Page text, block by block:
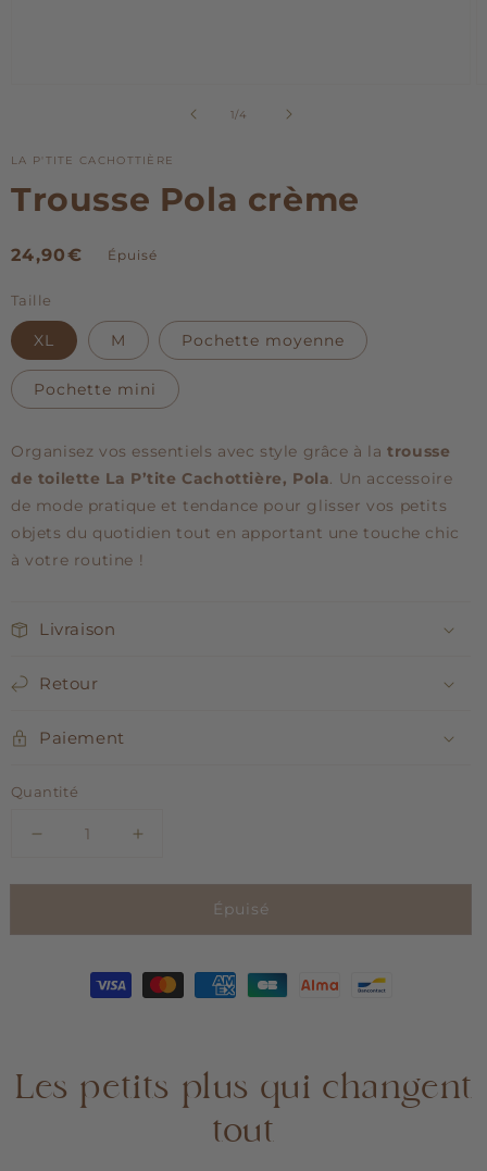
dans
fenêtre
modale
1/
de4
LA P'TITE CACHOTTIÈRE
Trousse Pola crème
Prix
24,90€ Épuisé
Taille
XL M Pochette moyenne
Pochette mini
Organisez vos essentiels avec style grâce à latrousse
de toilette La P’tite Cachottière, Pola. Un accessoire
de mode pratique et tendance pour glisser vos petits
objets du quotidien tout en apportant une touche chic
à votre routine !
Livraison
Retour
Paiement
Quantité
Réduire
quantité
Trousse
Augmenter
quantité
Trousse
crème
Épuisé
Les petits plus qui changent
tout